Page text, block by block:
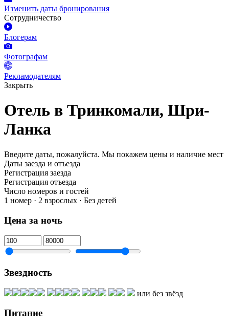
Изменить даты бронирования
Сотрудничество
Блогерам
Фотографам
Рекламодателям
Закрыть
Отель в Тринкомали, Шри-
Ланка
Введите даты, пожалуйста. Мы покажем цены и наличие мест
Даты заезда и отъезда
Регистрация заезда
Регистрация отъезда
Число номеров и гостей
1 номер · 2 взрослых · Без детей
Цена за ночь
Звездность
или без звёзд
Питание